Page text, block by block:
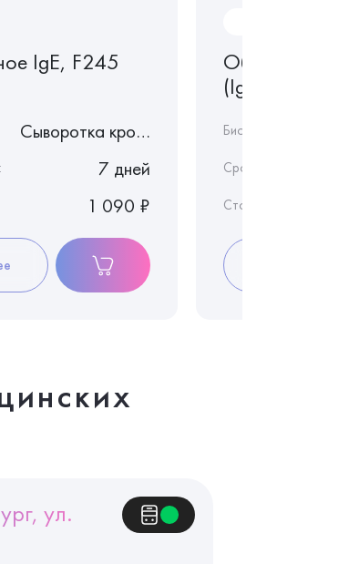
IgE, F245
Сыворотка крови
7 дней
1 090 ₽
Общий
(IgE)
Биоматериал:
Срок исполнения:
Стоимость
ул.